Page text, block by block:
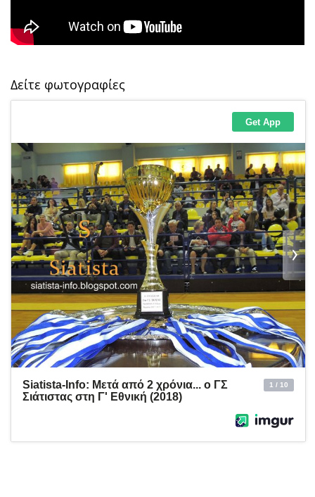
Δείτε φωτογραφίες